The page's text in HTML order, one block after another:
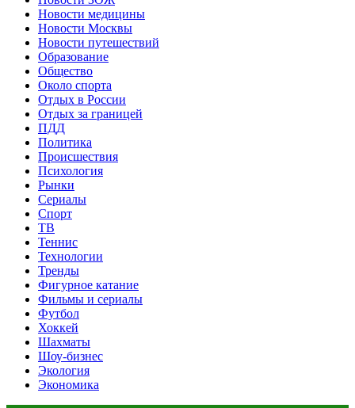
Новости медицины
Новости Москвы
Новости путешествий
Образование
Общество
Около спорта
Отдых в России
Отдых за границей
ПДД
Политика
Происшествия
Психология
Рынки
Сериалы
Спорт
ТВ
Теннис
Технологии
Тренды
Фигурное катание
Фильмы и сериалы
Футбол
Хоккей
Шахматы
Шоу-бизнес
Экология
Экономика